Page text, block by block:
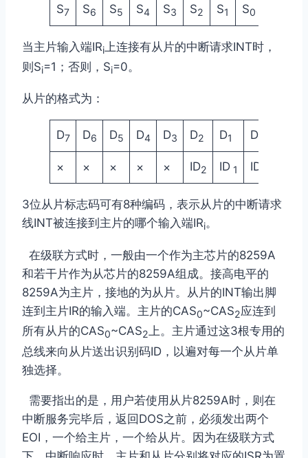
S7 S6 S5 S4 S3 S2 S1 S0
当主片输入端IRi 上连接有从片的中断请求INT时，
则Si=1；否则，Si=0。
从片的格式为：
D7 D6 D5 D4 D3 D2 D1 D0
× × × × × ID2 ID1 ID
3位从片标志码可有8种编码，表示从片的中断请求
线INT被连接到主片的哪个输入端IRi。
在级联方式时，一般由一个作为主芯片的8259A
和若干片作为从芯片的8259A组成。 接高电平的
8259A为主片，接地的为从片。从片的INT输出脚
连到主片IR的输入端。主片的CAS0~CAS2应连到
所有从片的CAS0~CAS2上。主片通过这3根专用的
总线来向从片送出识别码ID，以遍对每一个从片单
独选择。
需要指出的是，用户若使用从片8259A时，则在
中断服务完毕后，返回DOS之前，必须发出两个
EOI，一个给主片，一个给从片。因为在级联方式